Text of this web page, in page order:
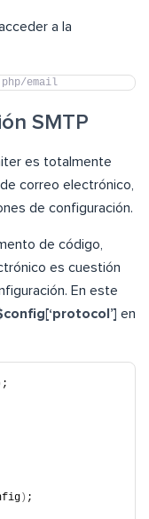
a la
email
SMTP
es totalmente
correo electrónico,
de configuración.
de código,
es cuestión
En este
en
;
) ;